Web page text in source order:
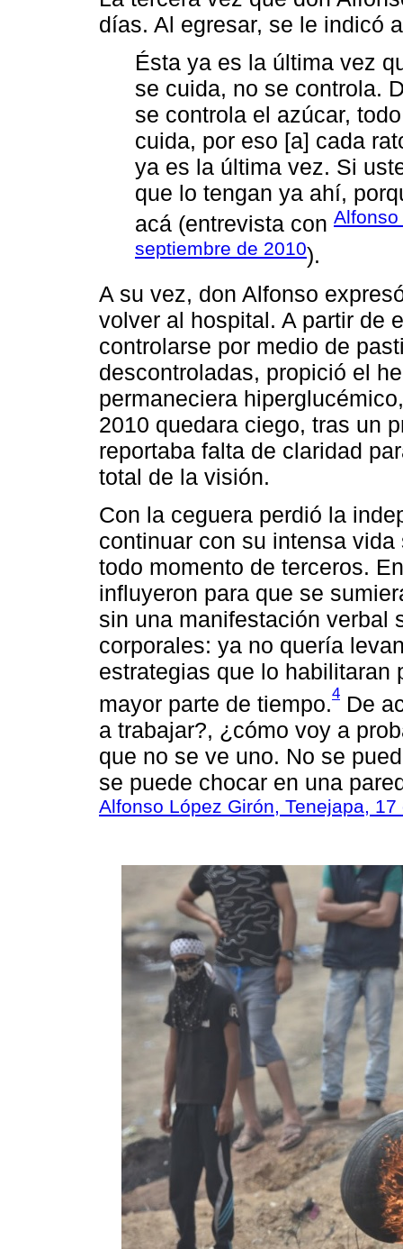
días. Al egresar, se le indicó
Ésta ya es la última vez
se cuida, no se controla.
se controla el azúcar,
cuida, por eso [a] cada
ya es la última vez. Si
que lo tengan ya ahí,
acá (entrevista con Alfonso
septiembre de 2010).
A su vez, don Alfonso
volver al hospital. A partir de
controlarse por medio de
descontroladas, propició el
permaneciera
2010 quedara ciego, tras un
reportaba falta de claridad
total de la visión.
Con la ceguera perdió la
continuar con su intensa
todo momento de terceros.
influyeron para que se
sin una manifestación verbal
corporales: ya no quería
estrategias que lo habilitaran
mayor parte de tiempo.4 De
a trabajar?, ¿cómo voy a
que no se ve uno. No se
se puede chocar en una
Alfonso López Girón, Tenejapa,